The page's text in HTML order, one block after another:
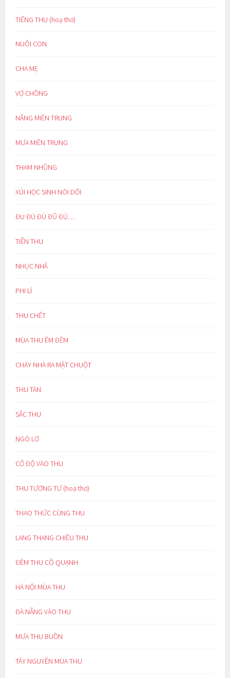
TIẾNG THU (hoạ thơ)
NUÔI CON
CHA MẸ
VỢ CHỒNG
NẮNG MIỀN TRUNG
MƯA MIỀN TRUNG
THAM NHŨNG
XÚI HỌC SINH NÓI DỐI
ĐU ĐÚ ĐÙ ĐŨ ĐỦ…
TIỄN THU
NHỤC NHÃ
PHI LÍ
THU CHẾT
MÙA THU ÊM ĐỀM
CHÁY NHÀ RA MẶT CHUỘT
THU TÀN
SẮC THU
NGÓ LƠ
CỔ ĐỘ VÀO THU
THU TƯƠNG TƯ (hoạ thơ)
THAO THỨC CÙNG THU
LANG THANG CHIỀU THU
ĐÊM THU CÔ QUẠNH
HÀ NỘI MÙA THU
ĐÀ NẴNG VÀO THU
MƯA THU BUỒN
TÂY NGUYÊN MÙA THU